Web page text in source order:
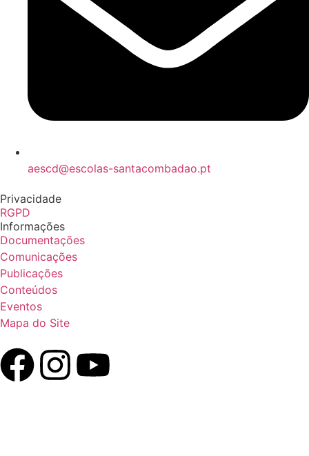
aescd@escolas-santacombadao.pt
Privacidade
RGPD
Informações
Documentações
Comunicações
Publicações
Conteúdos
Eventos
Mapa do Site